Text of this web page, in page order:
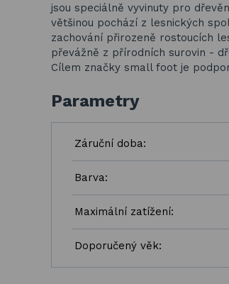
jsou speciálně vyvinuty pro
většinou pochází z lesnických
zachování přirozeně rostoucích
převážně z přírodních surovin -
Cílem značky small foot je
Parametry
Záruční doba:
Barva:
Maximální zatížení:
Doporučený věk: